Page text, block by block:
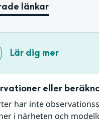
länkar
Lär dig mer
eller
har inte
i närheten och